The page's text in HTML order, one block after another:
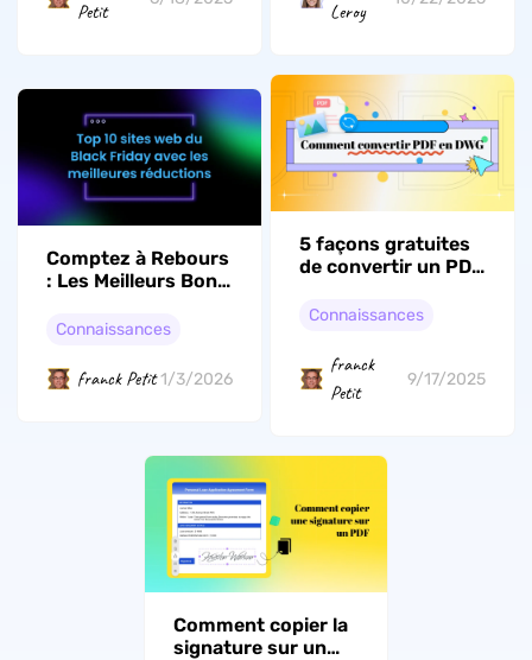
Petit
Leroy
Comptez à Rebours
: Les Meilleurs Bons
2026 en France
Connaissances
franck Petit 1/3/2026
5 façons gratuites
de convertir un PDF
Connaissances
franck
Petit
9/17/2025
Comment copier la
signature sur un